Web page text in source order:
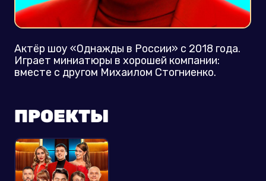
Актёр шоу «Однажды в России» с 2018 года.
Играет миниатюры в хорошей компании:
вместе с другом Михаилом Стогниенко.
ПРОЕКТЫ